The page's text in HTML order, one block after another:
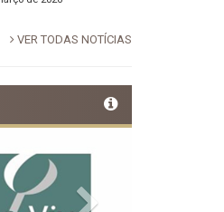
VER TODAS NOTÍCIAS